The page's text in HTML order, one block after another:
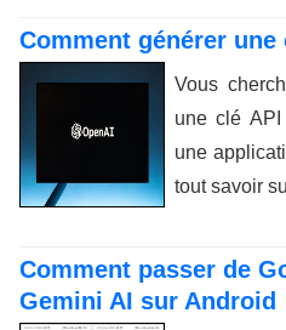
Comment générer une
Vous
une clé API
une
tout savoir
Comment passer de
Gemini AI sur Android